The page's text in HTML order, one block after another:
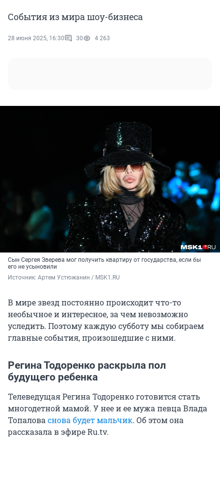
События из мира шоу-бизнеса
28 июня 2025, 16:30 30 4 263
Сын Сергея Зверева мог получить квартиру от государства, если бы
его не усыновили
Источник: Артем Устюжанин / MSK1.RU
В мире звезд постоянно происходит что-то
необычное и интересное, за чем невозможно
уследить. Поэтому каждую субботу мы собираем
главные события, произошедшие с ними.
Регина Тодоренко раскрыла пол
будущего ребенка
Телеведущая Регина Тодоренко готовится стать
многодетной мамой. У нее и ее мужа певца Влада
Топаловаснова будет мальчик. Об этом она
рассказала в эфире Ru.tv.